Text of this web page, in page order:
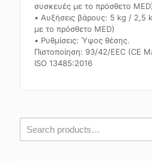
συσκευές με το πρόσθετο
• Αυξήσεις βάρους: 5 kg / 2,5
με το πρόσθετο MED)
• Ρυθμίσεις: Ύψος θέσης.
Πιστοποίηση: 93/42/EEC (CE
ISO 13485:2016